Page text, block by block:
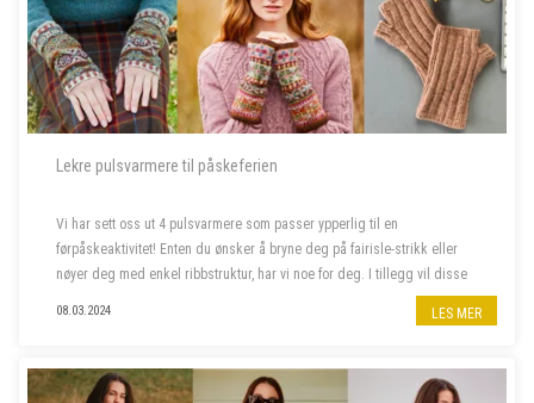
Lekre pulsvarmere til påskeferien
Vi har sett oss ut 4 pulsvarmere som passer ypperlig til en
førpåskeaktivitet! Enten du ønsker å bryne deg på fairisle-strikk eller
nøyer deg med enkel ribbstruktur, har vi noe for deg. I tillegg vil disse
08.03.2024 LES MER